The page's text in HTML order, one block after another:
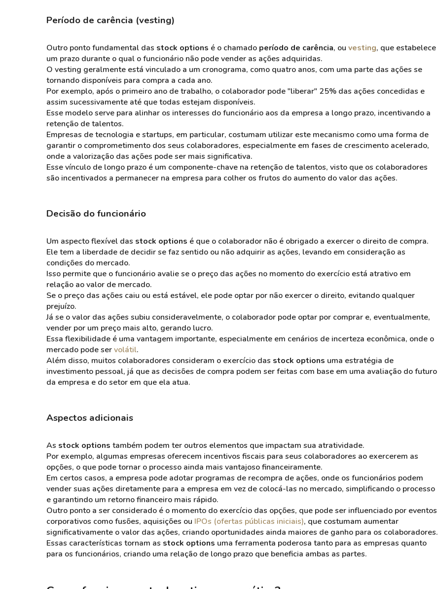
Período de carência (vesting)
Outro ponto fundamental das stock options é o chamado período de carência, ou vesting, que estabelece
um prazo durante o qual o funcionário não pode vender as ações adquiridas.
O vesting geralmente está vinculado a um cronograma, como quatro anos, com uma parte das ações se
tornando disponíveis para compra a cada ano.
Por exemplo, após o primeiro ano de trabalho, o colaborador pode "liberar" 25% das ações concedidas e
assim sucessivamente até que todas estejam disponíveis.
Esse modelo serve para alinhar os interesses do funcionário aos da empresa a longo prazo, incentivando a
retenção de talentos.
Empresas de tecnologia e startups, em particular, costumam utilizar este mecanismo como uma forma de
garantir o comprometimento dos seus colaboradores, especialmente em fases de crescimento acelerado,
onde a valorização das ações pode ser mais significativa.
Esse vínculo de longo prazo é um componente-chave na retenção de talentos, visto que os colaboradores
são incentivados a permanecer na empresa para colher os frutos do aumento do valor das ações.
Decisão do funcionário
Um aspecto flexível das stock options é que o colaborador não é obrigado a exercer o direito de compra.
Ele tem a liberdade de decidir se faz sentido ou não adquirir as ações, levando em consideração as
condições do mercado.
Isso permite que o funcionário avalie se o preço das ações no momento do exercício está atrativo em
relação ao valor de mercado.
Se o preço das ações caiu ou está estável, ele pode optar por não exercer o direito, evitando qualquer
prejuízo.
Já se o valor das ações subiu consideravelmente, o colaborador pode optar por comprar e, eventualmente,
vender por um preço mais alto, gerando lucro.
Essa flexibilidade é uma vantagem importante, especialmente em cenários de incerteza econômica, onde o
mercado pode servolátil.
Além disso, muitos colaboradores consideram o exercício das stock options uma estratégia de
investimento pessoal, já que as decisões de compra podem ser feitas com base em uma avaliação do futuro
da empresa e do setor em que ela atua.
Aspectos adicionais
As stock options também podem ter outros elementos que impactam sua atratividade.
Por exemplo, algumas empresas oferecem incentivos fiscais para seus colaboradores ao exercerem as
opções, o que pode tornar o processo ainda mais vantajoso financeiramente.
Em certos casos, a empresa pode adotar programas de recompra de ações, onde os funcionários podem
vender suas ações diretamente para a empresa em vez de colocá-las no mercado, simplificando o processo
e garantindo um retorno financeiro mais rápido.
Outro ponto a ser considerado é o momento do exercício das opções, que pode ser influenciado por eventos
corporativos como fusões, aquisições ou IPOs (ofertas públicas iniciais), que costumam aumentar
significativamente o valor das ações, criando oportunidades ainda maiores de ganho para os colaboradores.
Essas características tornam as stock options uma ferramenta poderosa tanto para as empresas quanto
para os funcionários, criando uma relação de longo prazo que beneficia ambas as partes.